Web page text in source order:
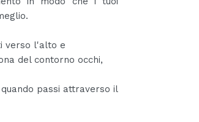
verso l'alto e
del contorno occhi,
passi attraverso il